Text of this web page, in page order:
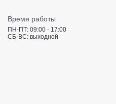
Время работы
ПН-ПТ: 09:00 - 17:00
СБ-ВС: выходной